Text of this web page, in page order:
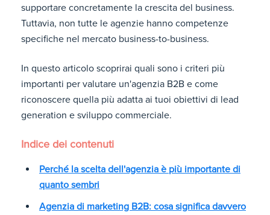
supportare concretamente la crescita del business.
Tuttavia, non tutte le agenzie hanno competenze
specifiche nel mercato business-to-business.
In questo articolo scoprirai quali sono i criteri più
importanti per valutare un'agenzia B2B e come
riconoscere quella più adatta ai tuoi obiettivi di lead
generation e sviluppo commerciale.
Indice dei contenuti
Perché la scelta dell'agenzia è più importante di
quanto sembri
Agenzia di marketing B2B: cosa significa davvero